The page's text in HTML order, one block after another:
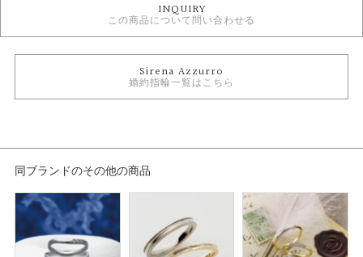
婚約指輪コンビネーション
婚約指輪アンティーク
婚約指輪 ソリテール
婚約指輪 アンティーク
Sirena Azzurro【セイレーン アズーロ】
アーバンワークの中で、ライフスタイルに合ったジュエリーを洗練された感
性で着けこなす。
INQUIRY
この商品について問い合わせる
Sirena Azzurro
婚約指輪一覧はこちら
同ブランドのその他の商品